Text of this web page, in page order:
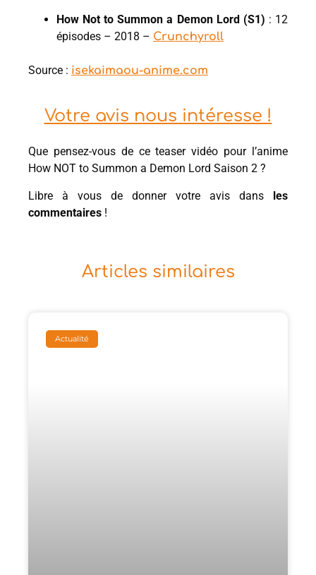
How Not to Summon a Demon Lord (S1) : 12
épisodes – 2018 – Crunchyroll
Source : isekaimaou-anime.com
Votre avis nous intéresse !
Que pensez-vous de ce teaser vidéo pour l’anime
How NOT to Summon a Demon Lord Saison 2 ?
Libre à vous de donner votre avis dans
les
commentaires !
Articles similaires
Actualité